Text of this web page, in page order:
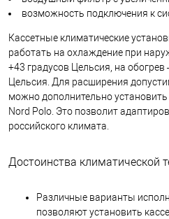
возможность подключения к
Кассетные климатические
работать на охлаждение при
+43 градусов Цельсия, на
Цельсия. Для расширения
можно дополнительно
Nord Polo. Это позволит
российского климата.
Достоинства климатической
Различные варианты
позволяют установить